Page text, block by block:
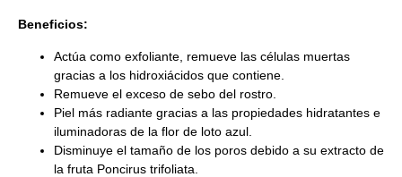
Beneficios:
Actúa como exfoliante, remueve las células muertas
gracias a los hidroxiácidos que contiene.
Remueve el exceso de sebo del rostro.
Piel más radiante gracias a las propiedades hidratantes e
iluminadoras de la flor de loto azul.
Disminuye el tamaño de los poros debido a su extracto de
la fruta Poncirus trifoliata.